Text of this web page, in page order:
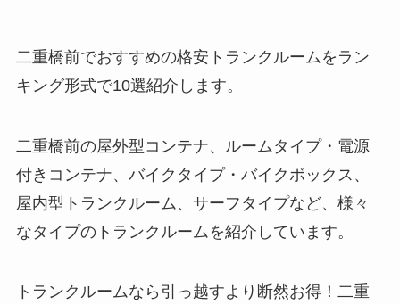
二重橋前でおすすめの格安トランクルームをラン
キング形式で10選紹介します。
二重橋前の屋外型コンテナ、ルームタイプ・電源
付きコンテナ、バイクタイプ・バイクボックス、
屋内型トランクルーム、サーフタイプなど、様々
なタイプのトランクルームを紹介しています。
トランクルームなら引っ越すより断然お得！二重